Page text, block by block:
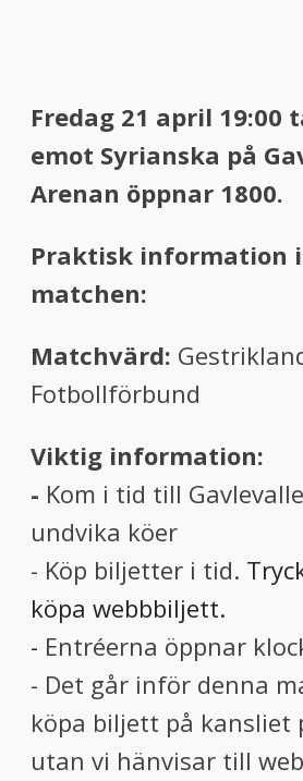
Fredag 21 april 19:00
emot Syrianska på
Arenan öppnar 1800.
Praktisk information
matchen:
Matchvärd:
Fotbollförbund
Viktig information:
- Kom i tid till
undvika köer
- Köp biljetter i tid.
köpa webbbiljett.
- Entréerna öppnar
- Det går inför denna
köpa biljett på kansliet
utan vi hänvisar till